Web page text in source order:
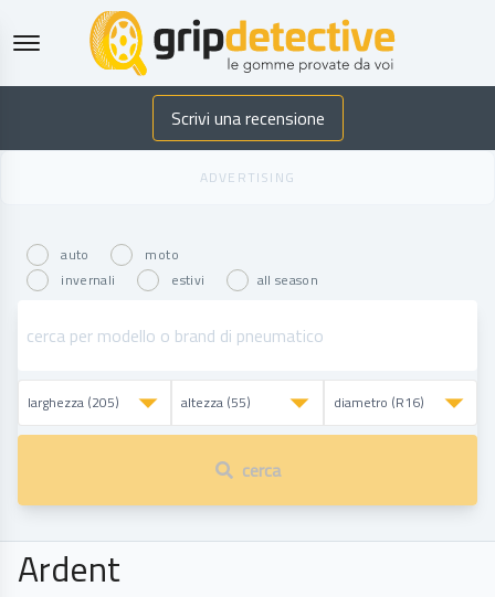
GripDetective
Scrivi una recensione
auto
moto
invernali
estivi all season
cerca
Ardent